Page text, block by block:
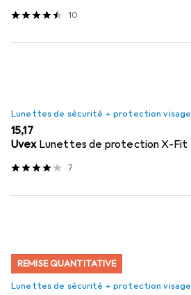
10
Lunettes de sécurité + protection visage
EUR
15,17
Uvex Lunettes de protection X-Fit
7
REMISE QUANTITATIVE
Lunettes de sécurité + protection visage